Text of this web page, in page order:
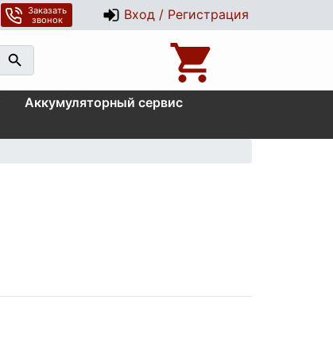
Заказать
звонок
Вход / Регистрация
Аккумуляторный сервис